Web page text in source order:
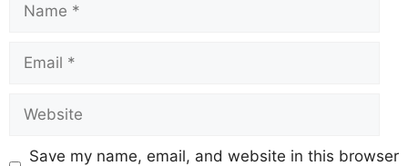
Save my name, email, and website in this browser